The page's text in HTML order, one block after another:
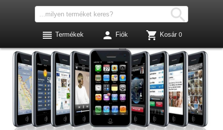

 Termékek  Fiók  Kosár 0